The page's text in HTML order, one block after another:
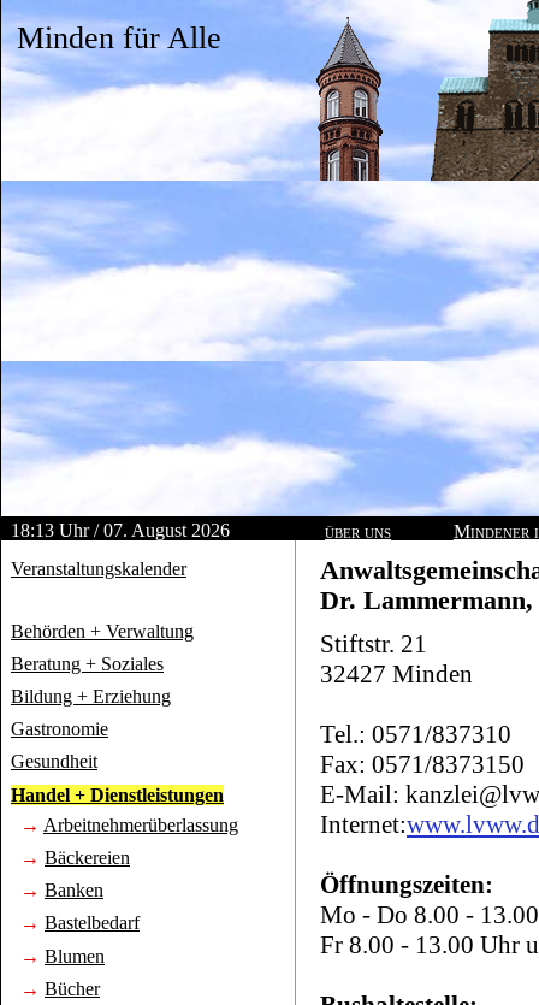
Minden für Alle
18:13 Uhr / 07. August 2026 über uns
Mindener
Veranstaltungskalender
Behörden + Verwaltung
Beratung + Soziales
Bildung + Erziehung
Gastronomie
Gesundheit
Handel + Dienstleistungen
→ Arbeitnehmerüberlassung
→ Bäckereien
→ Banken
→ Bastelbedarf
→ Blumen
→ Bücher
Dr.
Stiftstr. 21
32427 Minden
Tel.: 0571/837310
Fax: 0571/8373150
E-Mail:
Internet:
Öffnungszeiten:
Mo - Do 8.00 -
Fr 8.00 - 13.00 Uhr